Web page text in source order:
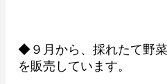
◆９月から、採れたて野
を販売しています。